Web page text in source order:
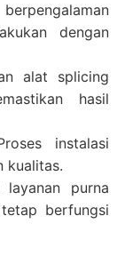
dengan
alat splicing
hasil
instalasi
kualitas.
purna
berfungsi